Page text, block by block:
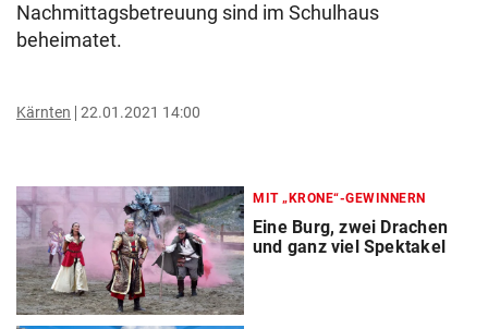
Nachmittagsbetreuung sind im Schulhaus
beheimatet.
Kärnten 22.01.2021 14:00
MIT „KRONE“-GEWINNERN
Eine Burg, zwei Drachen
und ganz viel Spektakel